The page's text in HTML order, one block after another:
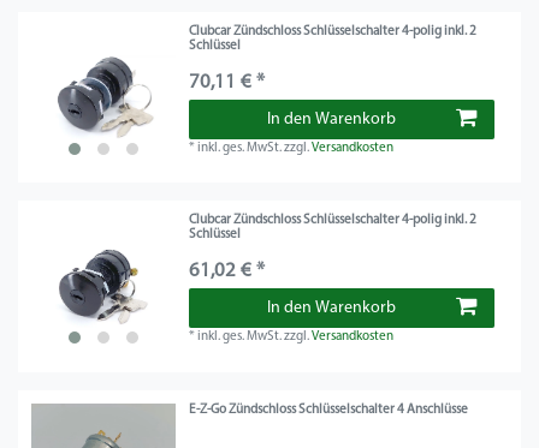
Clubcar Zündschloss Schlüsselschalter 4-polig inkl. 2
Schlüssel
70,11 € *
In den Warenkorb
*inkl. ges. MwSt.zzgl.Versandkosten
Clubcar Zündschloss Schlüsselschalter 4-polig inkl. 2
Schlüssel
61,02 € *
In den Warenkorb
*inkl. ges. MwSt.zzgl.Versandkosten
E-Z-Go Zündschloss Schlüsselschalter 4 Anschlüsse